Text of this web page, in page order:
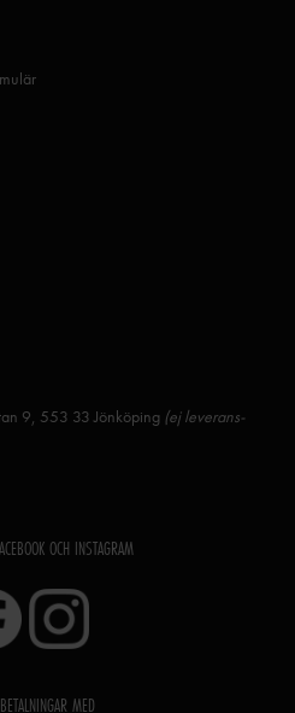
9, 553 33 Jönköping (ej leverans-
OCH INSTAGRAM
MED